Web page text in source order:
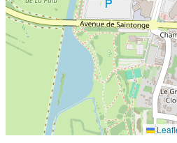
Localisation en cours...